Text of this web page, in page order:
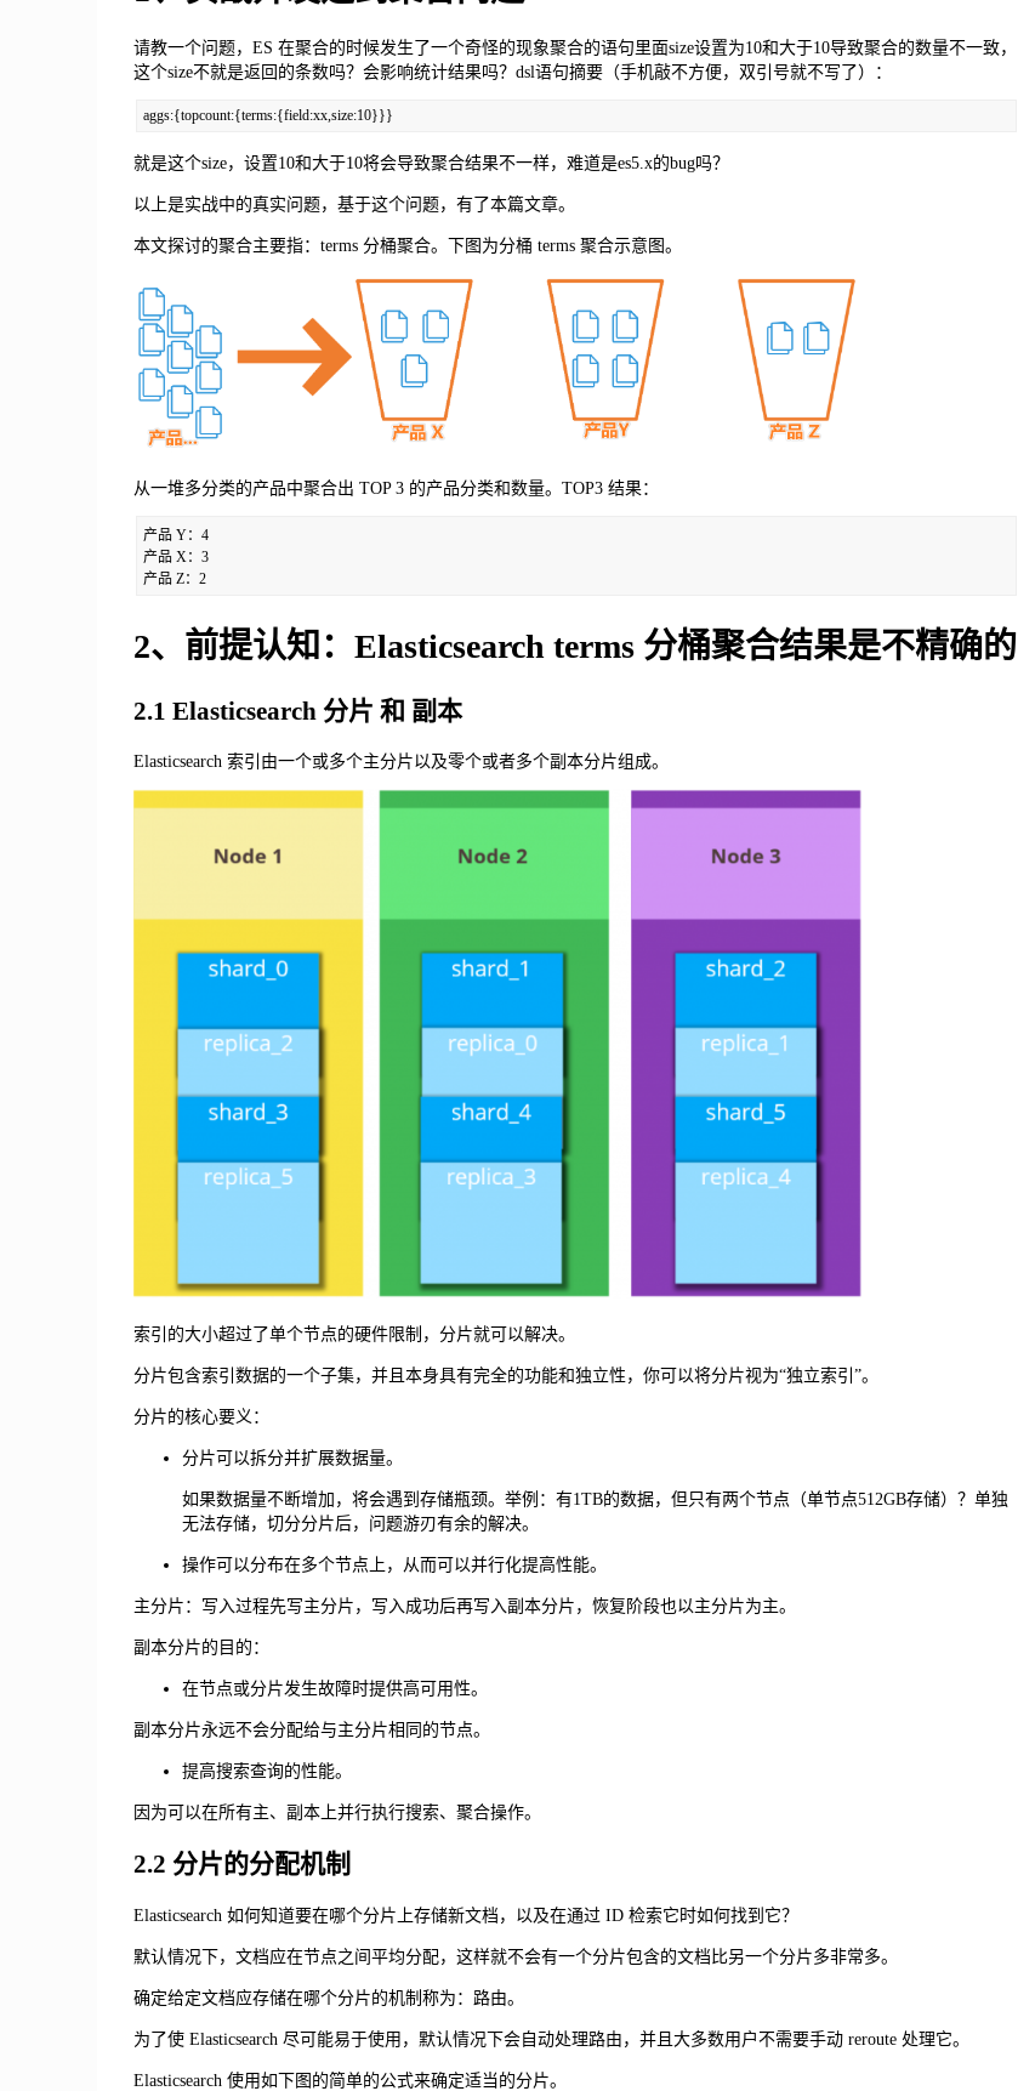
请教一个问题，ES 在聚合的时候发生了一个奇怪的现象聚合的语句里面size设置为10和大于10导致聚合的数量不一致，
这个size不就是返回的条数吗？会影响统计结果吗？dsl语句摘要（手机敲不方便，双引号就不写了）：
aggs:{topcount:{terms:{field:xx,size:10}}}
就是这个size，设置10和大于10将会导致聚合结果不一样，难道是es5.x的bug吗？
以上是实战中的真实问题，基于这个问题，有了本篇文章。
本文探讨的聚合主要指：terms 分桶聚合。下图为分桶 terms 聚合示意图。
从一堆多分类的产品中聚合出 TOP 3 的产品分类和数量。TOP3 结果：
产品 Y：4
产品 X：3
产品 Z：2
2、前提认知：Elasticsearch terms 分桶聚合结果是不精确的
2.1 Elasticsearch 分片 和 副本
Elasticsearch 索引由一个或多个主分片以及零个或者多个副本分片组成。
索引的大小超过了单个节点的硬件限制，分片就可以解决。
分片包含索引数据的一个子集，并且本身具有完全的功能和独立性，你可以将分片视为“独立索引”。
分片的核心要义：
分片可以拆分并扩展数据量。
如果数据量不断增加，将会遇到存储瓶颈。举例：有1TB的数据，但只有两个节点（单节点512GB存储）？单独
无法存储，切分分片后，问题游刃有余的解决。
操作可以分布在多个节点上，从而可以并行化提高性能。
主分片：写入过程先写主分片，写入成功后再写入副本分片，恢复阶段也以主分片为主。
副本分片的目的：
在节点或分片发生故障时提供高可用性。
副本分片永远不会分配给与主分片相同的节点。
提高搜索查询的性能。
因为可以在所有主、副本上并行执行搜索、聚合操作。
2.2 分片的分配机制
Elasticsearch 如何知道要在哪个分片上存储新文档，以及在通过 ID 检索它时如何找到它？
默认情况下，文档应在节点之间平均分配，这样就不会有一个分片包含的文档比另一个分片多非常多。
确定给定文档应存储在哪个分片的机制称为：路由。
为了使 Elasticsearch 尽可能易于使用，默认情况下会自动处理路由，并且大多数用户不需要手动 reroute 处理它。
Elasticsearch 使用如下图的简单的公式来确定适当的分片。